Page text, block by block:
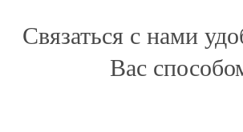
Связаться с нами
Вас